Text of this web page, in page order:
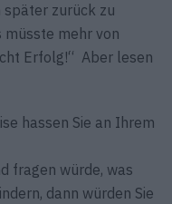
später zurück zu
müsste mehr von
Erfolg!“ Aber lesen
hassen Sie an Ihrem
fragen würde, was
dann würden Sie